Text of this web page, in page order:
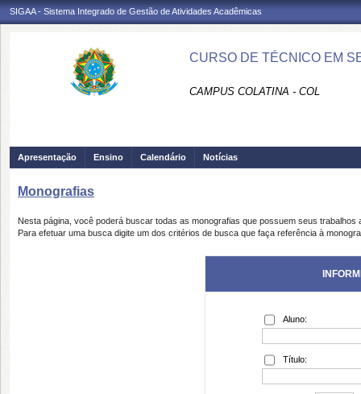
SIGAA - Sistema Integrado de Gestão de Atividades Acadêmicas
CURSO DE TÉCNICO EM
CAMPUS COLATINA - COL
Apresentação Ensino Calendário Notícias
Monografias
Nesta página, você poderá buscar todas as monografias que possuem seus trabalhos
Para efetuar uma busca digite um dos critérios de busca que faça referência à
Aluno:
Título: